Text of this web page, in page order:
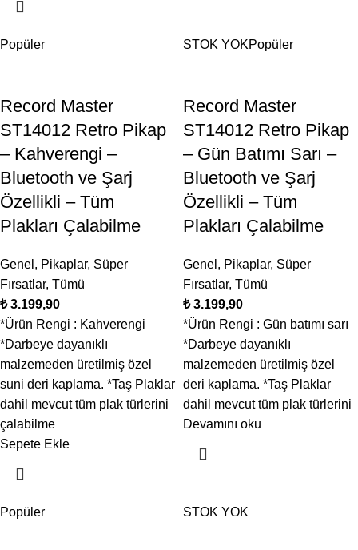
Popüler
Record Master
ST14012 Retro Pikap
– Kahverengi –
Bluetooth ve Şarj
Özellikli – Tüm
Plakları Çalabilme
Genel , Pikaplar, Süper
Fırsatlar, Tümü
₺
*Ürün Rengi : Kahverengi
*Darbeye dayanıklı
malzemeden üretilmiş özel
suni deri kaplama. *Taş Plaklar
dahil mevcut tüm plak türlerini
çalabilme
Sepete Ekle
STOK YOKPopüler
Record Master
ST14012 Retro Pikap
– Gün Batımı Sarı –
Bluetooth ve Şarj
Özellikli – Tüm
Plakları Çalabilme
Genel , Pikaplar, Süper
Fırsatlar, Tümü
₺
*Ürün Rengi : Gün batımı sarı
*Darbeye dayanıklı
malzemeden üretilmiş özel
deri kaplama. *Taş Plaklar
dahil mevcut tüm plak türlerini
Devamını oku
Popüler STOK YOK